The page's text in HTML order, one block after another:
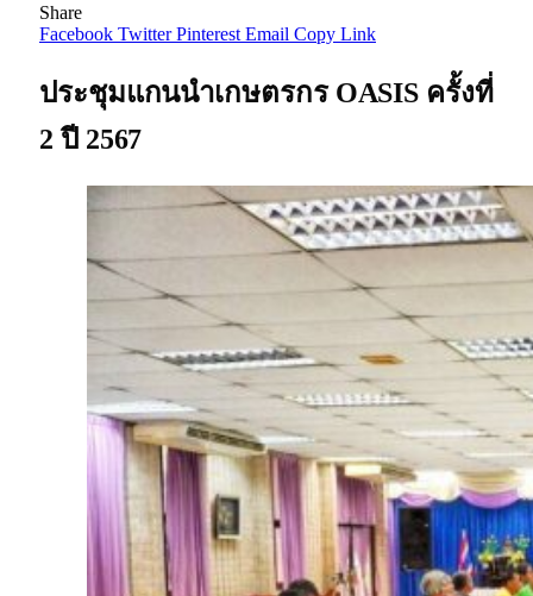
Share
Facebook Twitter Pinterest Email Copy Link
ประชุมแกนนำเกษตรกร OASIS ครั้งที่
2 ปี 2567